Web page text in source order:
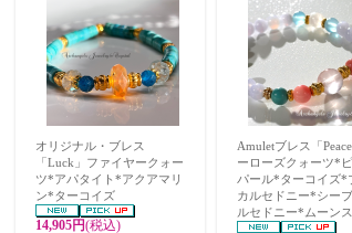
オリジナル・ブレス
「Luck」ファイヤークォー
ツ*アパタイト*アクアマリ
ン*ターコイズ
14,905円(税込)
Amuletブレス「
ーローズクォーツ*
パール*ターコイズ*
カルセドニー*シー
ルセドニー*ムーン